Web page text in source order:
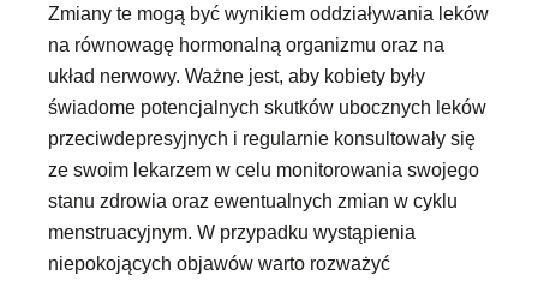
Zmiany te mogą być wynikiem oddziaływania leków
na równowagę hormonalną organizmu oraz na
układ nerwowy. Ważne jest, aby kobiety były
świadome potencjalnych skutków ubocznych leków
przeciwdepresyjnych i regularnie konsultowały się
ze swoim lekarzem w celu monitorowania swojego
stanu zdrowia oraz ewentualnych zmian w cyklu
menstruacyjnym. W przypadku wystąpienia
niepokojących objawów warto rozważyć